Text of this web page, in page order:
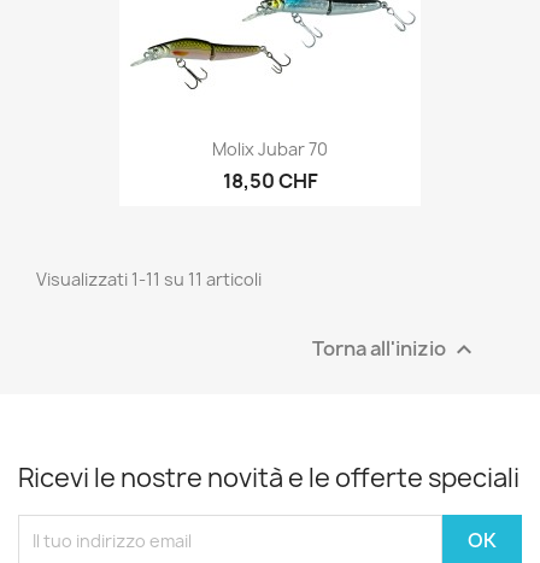
Molix Jubar 70
18,50 CHF
Visualizzati 1-11 su 11 articoli
Torna all'inizio 
Ricevi le nostre novità e le offerte speciali